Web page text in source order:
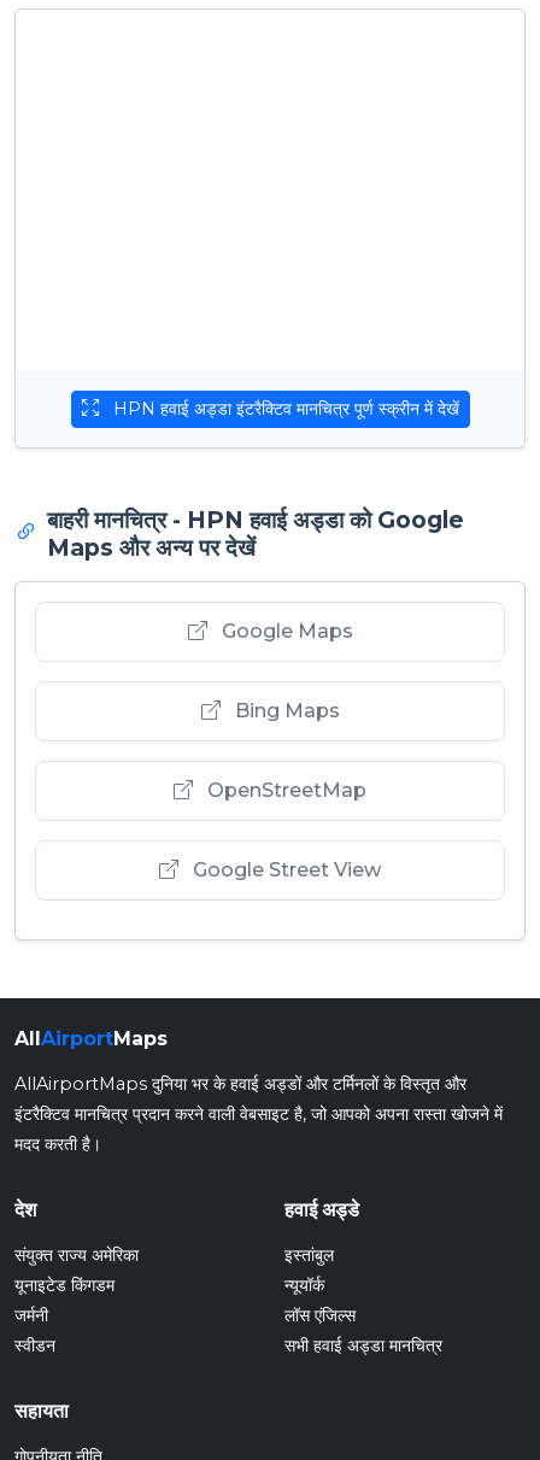
HPN हवाई अड्डा इंटरैक्टिव मानचित्र पूर्ण स्क्रीन में देखें
बाहरी मानचित्र - HPN हवाई अड्डा को Google
Maps और अन्य पर देखें
Google Maps
Bing Maps
OpenStreetMap
Google Street View
AllAirportMaps
AllAirportMaps दुनिया भर के हवाई अड्डों और टर्मिनलों के विस्तृत और
इंटरैक्टिव मानचित्र प्रदान करने वाली वेबसाइट है, जो आपको अपना रास्ता खोजने में
मदद करती है।
देश
संयुक्त राज्य अमेरिका
यूनाइटेड किंगडम
जर्मनी
स्वीडन
हवाई अड्डे
इस्तांबुल
न्यूयॉर्क
लॉस एंजिल्स
सभी हवाई अड्डा मानचित्र
सहायता